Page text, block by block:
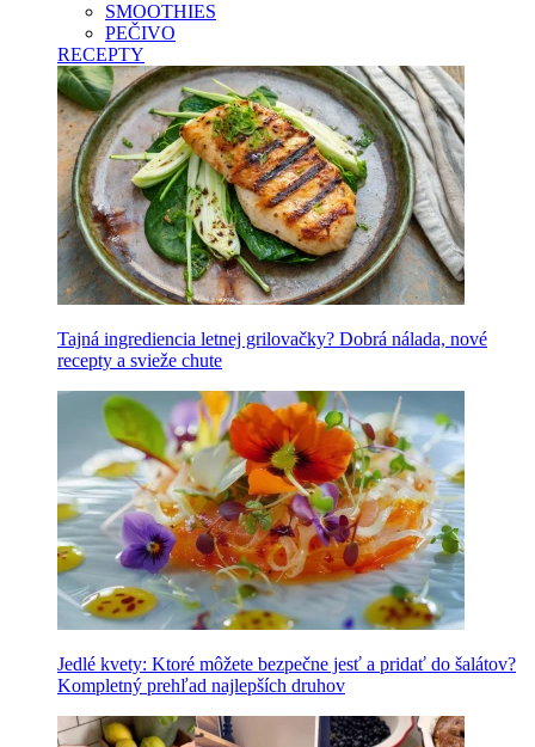
SMOOTHIES
PEČIVO
RECEPTY
Tajná ingrediencia letnej grilovačky? Dobrá nálada, nové
recepty a svieže chute
Jedlé kvety: Ktoré môžete bezpečne jesť a pridať do šalátov?
Kompletný prehľad najlepších druhov